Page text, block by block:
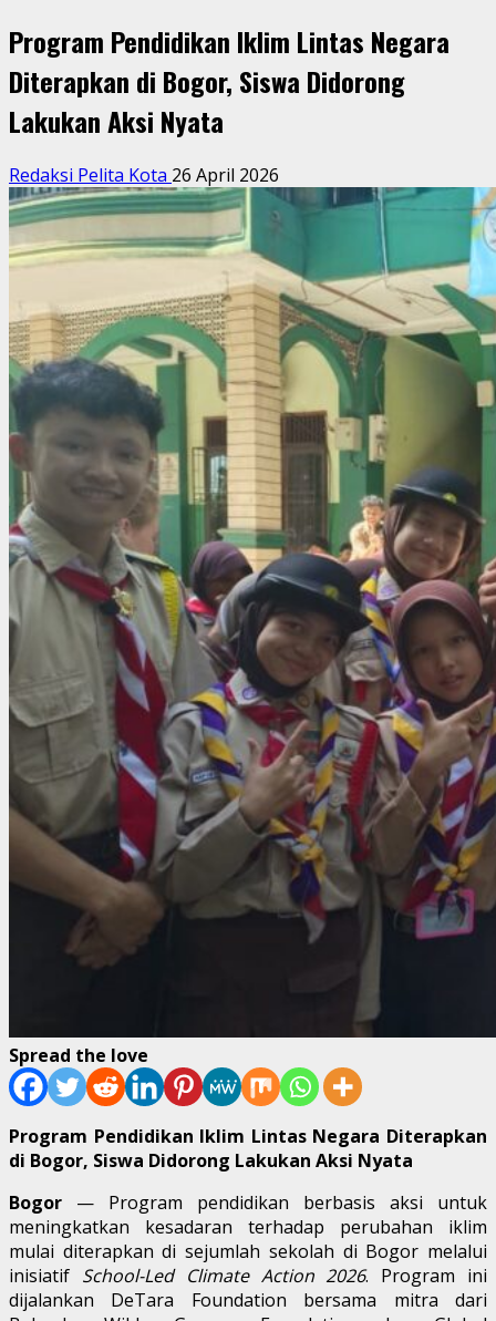
Program Pendidikan Iklim Lintas Negara
Diterapkan di Bogor, Siswa Didorong
Lakukan Aksi Nyata
Redaksi Pelita Kota 26 April 2026
Spread the love
Program Pendidikan Iklim Lintas Negara Diterapkan
di Bogor, Siswa Didorong Lakukan Aksi Nyata
Bogor — Program pendidikan berbasis aksi untuk
meningkatkan kesadaran terhadap perubahan iklim
mulai diterapkan di sejumlah sekolah di Bogor melalui
inisiatif School-Led Climate Action 2026. Program ini
dijalankan DeTara Foundation bersama mitra dari